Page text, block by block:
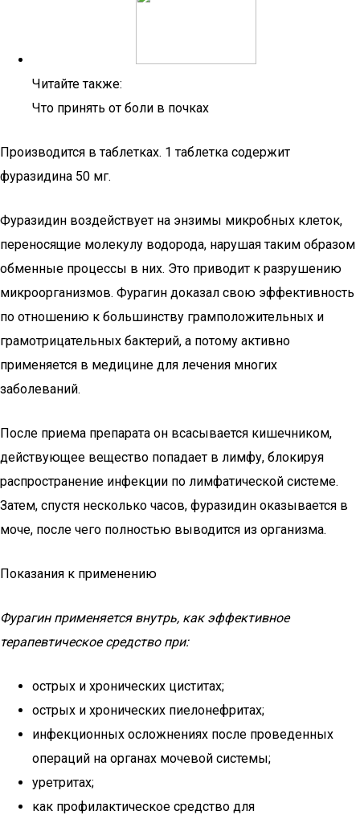
Читайте также:
Что принять от боли в почках
Производится в таблетках. 1 таблетка содержит
фуразидина 50 мг.
Фуразидин воздействует на энзимы микробных клеток,
переносящие молекулу водорода, нарушая таким образом
обменные процессы в них. Это приводит к разрушению
микроорганизмов. Фурагин доказал свою эффективность
по отношению к большинству грамположительных и
грамотрицательных бактерий, а потому активно
применяется в медицине для лечения многих
заболеваний.
После приема препарата он всасывается кишечником,
действующее вещество попадает в лимфу, блокируя
распространение инфекции по лимфатической системе.
Затем, спустя несколько часов, фуразидин оказывается в
моче, после чего полностью выводится из организма.
Показания к применению
Фурагин применяется внутрь, как эффективное
терапевтическое средство при:
острых и хронических циститах;
острых и хронических пиелонефритах;
инфекционных осложнениях после проведенных
операций на органах мочевой системы;
уретритах;
как профилактическое средство для